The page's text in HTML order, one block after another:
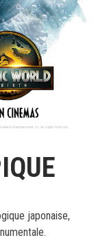
japonaise,